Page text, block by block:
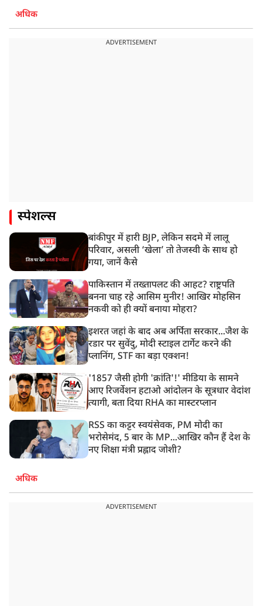
अधिक
ADVERTISEMENT
स्पेशल्स
बांकीपुर में हारी BJP, लेकिन सदमे में लालू
परिवार, असली ‘खेला’ तो तेजस्वी के साथ हो
गया, जानें कैसे
पाकिस्तान में तख्तापलट की आहट? राष्ट्रपति
बनना चाह रहे आसिम मुनीर! आखिर मोहसिन
नकवी को ही क्यों बनाया मोहरा?
इशरत जहां के बाद अब अर्पिता सरकार...जैश के
रडार पर सुवेंदु, मोदी स्टाइल टार्गेट करने की
प्लानिंग, STF का बड़ा एक्शन!
'1857 जैसी होगी 'क्रांति'!' मीडिया के सामने
आए रिजर्वेशन हटाओ आंदोलन के सूत्रधार वेदांश
त्यागी, बता दिया RHA का मास्टरप्लान
RSS का कट्टर स्वयंसेवक, PM मोदी का
भरोसेमंद, 5 बार के MP...आखिर कौन हैं देश के
नए शिक्षा मंत्री प्रह्लाद जोशी?
अधिक
ADVERTISEMENT